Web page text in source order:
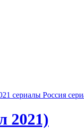
сериалы Россия
2021)